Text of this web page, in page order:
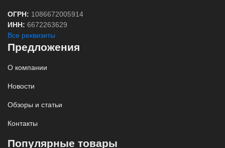
ОГРН: 1086672005914
ИНН: 6672263629
Все реквизиты
Предложения
О компании
Новости
Обзоры и статьи
Контакты
Популярные товары